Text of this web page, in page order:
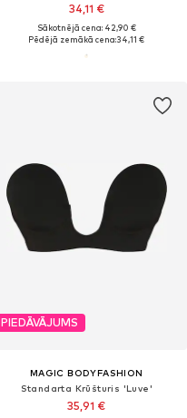
34,11 €
Sākotnējā cena: 42,90 €
Pēdējā zemākā cena:34,11 €
PIEDĀVĀJUMS
MAGIC BODYFASHION
Standarta Krūšturis 'Luve'
35,91 €